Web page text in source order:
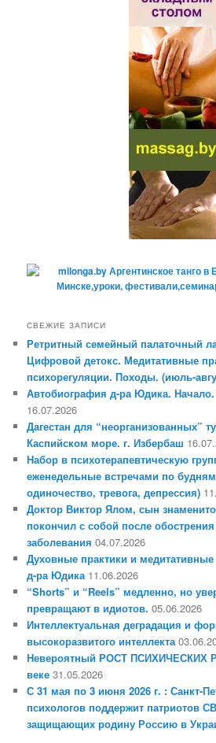
СВЕЖИЕ ЗАПИСИ
Ретритный семейный палаточный
Цифровой детокс. Медитативные
психорегуляции. Походы. (июль-
Автобиография д-ра Юдика. Начало.
16.07.2026
Дагестан для “неорганизованных”
Каспийском море. г. Избербаш
Набор в психотерапевтическую
еженедельные встречами по
одиночество, тревога, депрессия)
Доктор Виктор Ялом, сын
покончил с собой после
заболевания 04.07.2026
Духовные практики и медитативные
д-ра Юдика 11.06.2026
“Shorts” и “Reels” медленно, но
превращают в идиотов. 05.06.2026
Интеллектуальная деградация и
высокоразвитого интеллекта
Невероятный РОСТ ПСИХИЧЕСКИХ
веке 31.05.2026
С 31 мая по 3 июня 2026 г. : Санкт-
психологов поддержит патриотов
защищающих родину Россию в